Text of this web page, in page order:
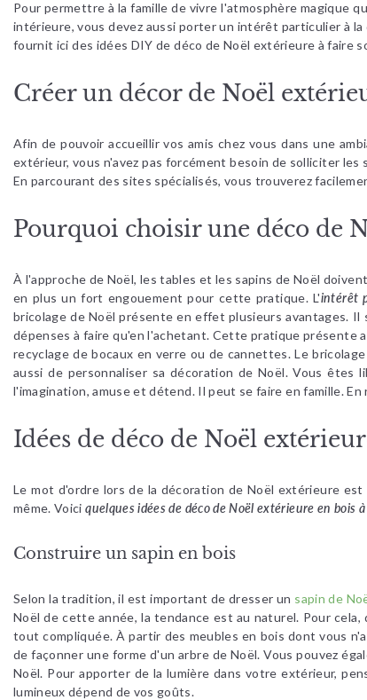
Pour permettre à la famille de vivre l'atmosphère magique
intérieure, vous devez aussi porter un intérêt particulier à
fournit ici des idées DIY de déco de Noël extérieure à faire
Créer un décor de Noël
Afin de pouvoir accueillir vos amis chez vous dans une
extérieur, vous n'avez pas forcément besoin de solliciter
En parcourant des sites spécialisés, vous trouverez
Pourquoi choisir une déco de
À l'approche de Noël, les tables et les sapins de Noël
en plus un fort engouement pour cette pratique. L'intérêt
bricolage de Noël présente en effet plusieurs avantages.
dépenses à faire qu'en l'achetant. Cette pratique présente
recyclage de bocaux en verre ou de cannettes. Le
aussi de personnaliser sa décoration de Noël. Vous
l'imagination, amuse et détend. Il peut se faire en famille.
Idées de déco de Noël
Le mot d'ordre lors de la décoration de Noël extérieure
même. Voiciquelques idées de déco de Noël extérieure en bois
Construire un sapin en bois
Selon la tradition, il est important de dresser un sapin de
Noël de cette année, la tendance est au naturel. Pour
tout compliquée. À partir des meubles en bois dont vous
de façonner une forme d'un arbre de Noël. Vous pouvez
Noël. Pour apporter de la lumière dans votre extérieur,
lumineux dépend de vos goûts.